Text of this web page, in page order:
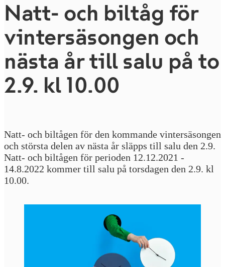
Natt- och biltåg för
vin­ter­sä­song­en och
nästa år till salu på to
2.9. kl 10.00
Natt- och biltågen för den kommande vintersäsongen
och största delen av nästa år släpps till salu den 2.9.
Natt- och biltågen för perioden 12.12.2021 -
14.8.2022 kommer till salu på torsdagen den 2.9. kl
10.00.